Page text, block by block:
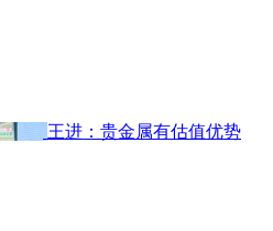
王进：贵金属有估值优势